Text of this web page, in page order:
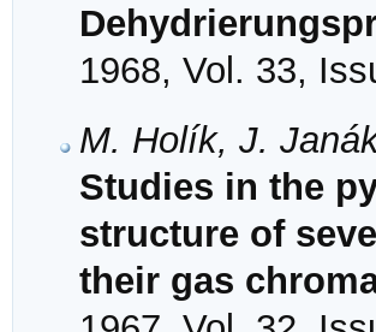
1968, Vol. 33,
M. Holík, J.
Studies in the
structure of
their gas